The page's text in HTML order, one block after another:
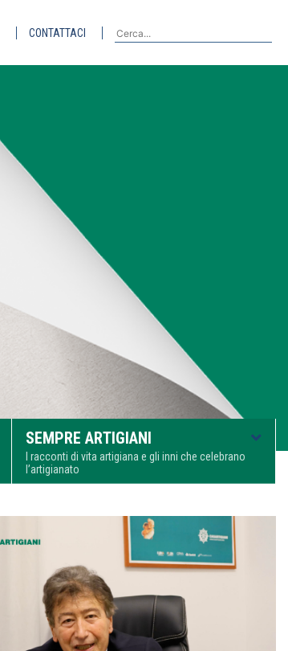
CONTATTACI
SEMPRE ARTIGIANI
I racconti di vita artigiana e gli inni che celebrano
l’artigianato